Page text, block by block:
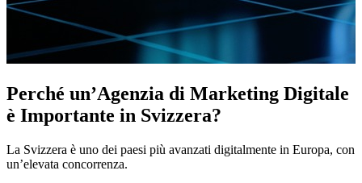
Perché un’Agenzia di Marketing Digitale
è Importante in Svizzera?
La Svizzera è uno dei paesi più avanzati digitalmente in Europa, con
un’elevata concorrenza.